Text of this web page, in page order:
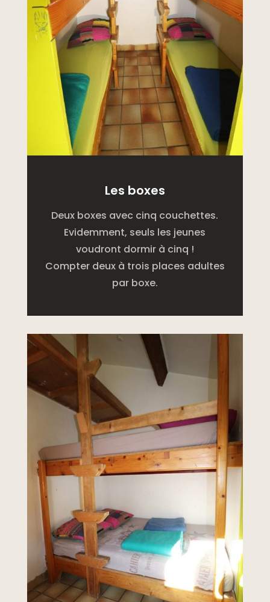
Les boxes
Deux boxes avec cinq couchettes.
Evidemment, seuls les jeunes
voudront dormir à cinq !
Compter deux à trois places adultes
par boxe.